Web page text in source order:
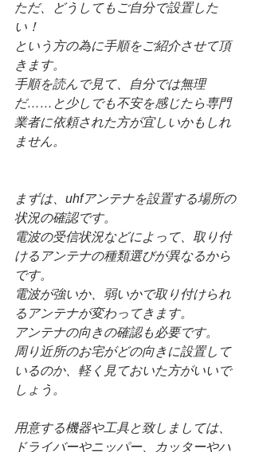
ただ、どうしてもご自分で設置した
い！
という方の為に手順をご紹介させて頂
きます。
手順を読んで見て、自分では無理
だ……と少しでも不安を感じたら専門
業者に依頼された方が宜しいかもしれ
ません。
まずは、uhfアンテナを設置する場所の
状況の確認です。
電波の受信状況などによって、取り付
けるアンテナの種類選びが異なるから
です。
電波が強いか、弱いかで取り付けられ
るアンテナが変わってきます。
アンテナの向きの確認も必要です。
周り近所のお宅がどの向きに設置して
いるのか、軽く見ておいた方がいいで
しょう。
用意する機器や工具と致しましては、
ドライバーやニッパー、カッターやハ